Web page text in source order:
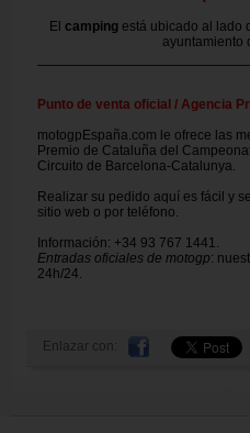
El camping está ubicado al lado
ayuntamiento
Punto de venta oficial / Agencia
motogpEspaña.com le ofrece las
Premio de Cataluña del
Circuito de Barcelona-Catalunya.
Realizar su pedido aquí es fácil y
sitio web o por teléfono.
Información: +34 93 767 1441.
Entradas oficiales de motogp:
24h/24.
Enlazar con: